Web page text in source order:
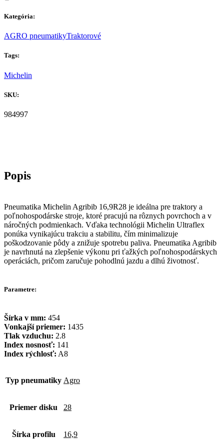
Kategória:
AGRO pneumatikyTraktorové
Tags:
Michelin
SKU:
984997
Pneumatika Michelin Agribib 16,9R28 je ideálna pre traktory a
poľnohospodárske stroje, ktoré pracujú na rôznych povrchoch a v
náročných podmienkach. Vďaka technológii Michelin Ultraflex
ponúka vynikajúcu trakciu a stabilitu, čím minimalizuje
poškodzovanie pôdy a znižuje spotrebu paliva. Pneumatika Agribib
je navrhnutá na zlepšenie výkonu pri ťažkých poľnohospodárskych
operáciách, pričom zaručuje pohodlnú jazdu a dlhú životnosť.
Parametre:
Šírka v mm: 454
Vonkajší priemer: 1435
Tlak vzduchu: 2.8
Index nosnosť: 141
Index rýchlosť: A8
Typ pneumatiky Agro
Priemer disku 28
Šírka profilu 16,9